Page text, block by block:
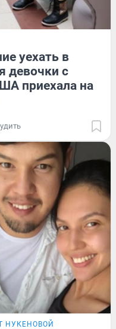
уехать в
девочки с
приехала на
НУКЕНОВОЙ